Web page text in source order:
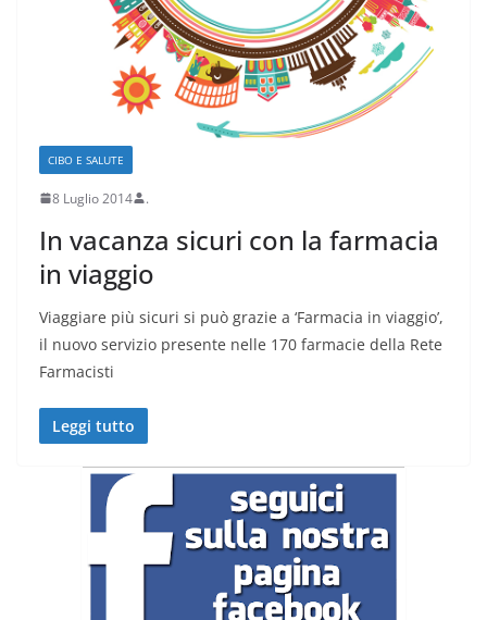
CIBO E SALUTE
8 Luglio 2014 .
In vacanza sicuri con la farmacia
in viaggio
Viaggiare più sicuri si può grazie a ‘Farmacia in viaggio’,
il nuovo servizio presente nelle 170 farmacie della Rete
Farmacisti
Leggi tutto